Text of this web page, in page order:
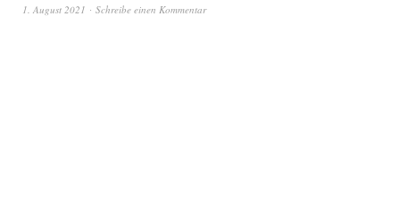
1. August 2021 Schreibe einen Kommentar